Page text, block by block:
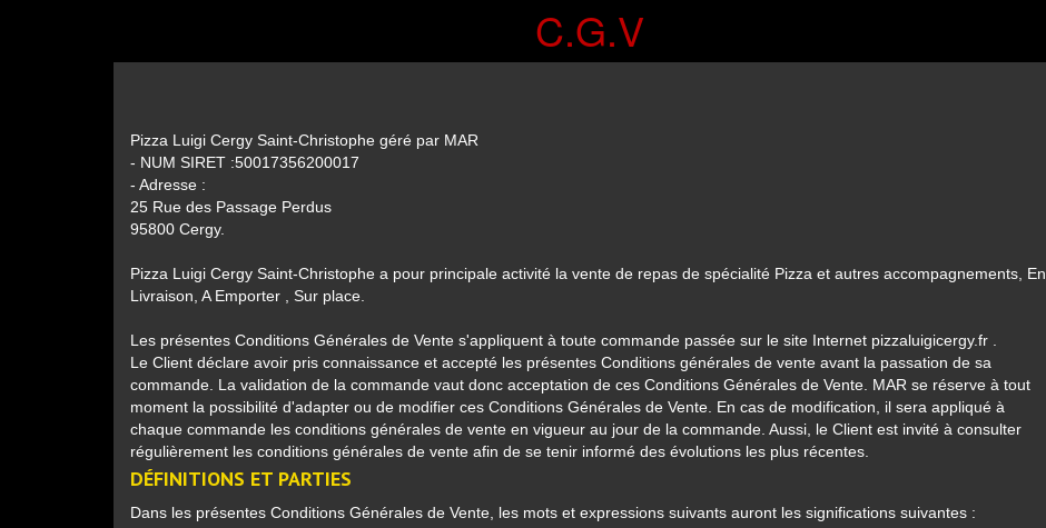
C.G.V
Pizza Luigi Cergy Saint-Christophe géré par MAR
- NUM SIRET :50017356200017
- Adresse :
25 Rue des Passage Perdus
95800 Cergy.
Pizza Luigi Cergy Saint-Christophe a pour principale activité la vente de repas de spécialité Pizza et autres accompagnements, En
Livraison, A Emporter , Sur place.
Les présentes Conditions Générales de Vente s'appliquent à toute commande passée sur le site Internet pizzaluigicergy.fr
Le Client déclare avoir pris connaissance et accepté les présentes Conditions générales de vente avant la passation de sa
commande. La validation de la commande vaut donc acceptation de ces Conditions Générales de Vente. MAR se réserve à tout
moment la possibilité d'adapter ou de modifier ces Conditions Générales de Vente. En cas de modification, il sera appliqué à
chaque commande les conditions générales de vente en vigueur au jour de la commande. Aussi, le Client est invité à consulter
régulièrement les conditions générales de vente afin de se tenir informé des évolutions les plus récentes.
DÉFINITIONS ET PARTIES
Dans les présentes Conditions Générales de Vente, les mots et expressions suivants auront les significations suivantes :